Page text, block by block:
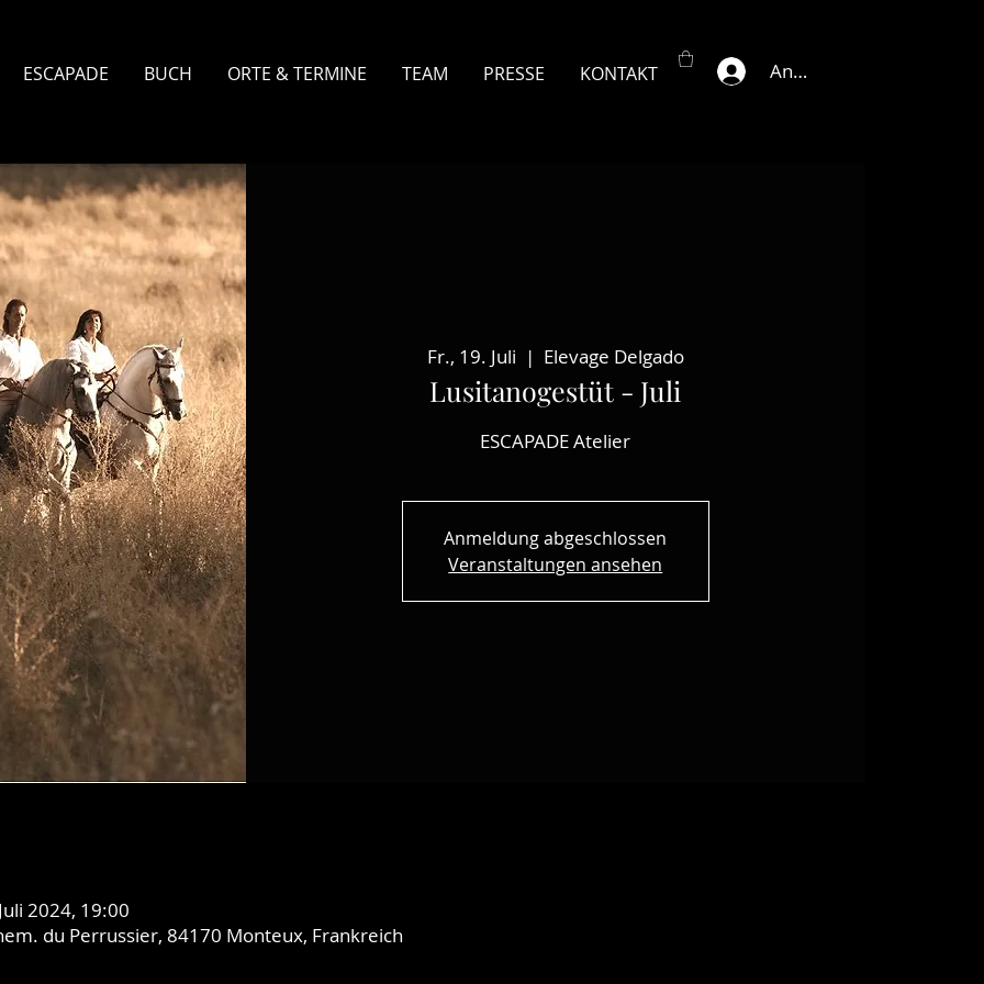
ESCAPADE BUCH ORTE & TERMINE TEAM PRESSE KONTAKT Anmelden
Fr., 19. Juli
  |
Elevage Delgado
Lusitanogestüt - Juli
ESCAPADE Atelier
Anmeldung abgeschlossen
Veranstaltungen ansehen
2024, 19:00
du Perrussier, 84170 Monteux, Frankreich